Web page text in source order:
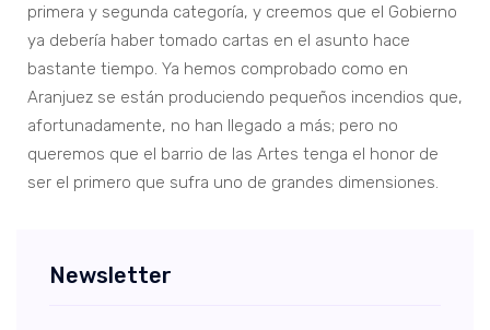
primera y segunda categoría, y creemos que el Gobierno
ya debería haber tomado cartas en el asunto hace
bastante tiempo. Ya hemos comprobado como en
Aranjuez se están produciendo pequeños incendios que,
afortunadamente, no han llegado a más; pero no
queremos que el barrio de las Artes tenga el honor de
ser el primero que sufra uno de grandes dimensiones.
Newsletter